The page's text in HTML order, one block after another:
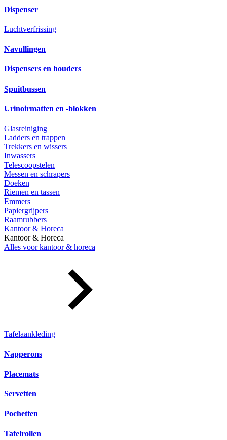
Dispenser
Luchtverfrissing
Navullingen
Dispensers en houders
Spuitbussen
Urinoirmatten en -blokken
Glasreiniging
Ladders en trappen
Trekkers en wissers
Inwassers
Telescoopstelen
Messen en schrapers
Doeken
Riemen en tassen
Emmers
Papiergrijpers
Raamrubbers
Kantoor & Horeca
Kantoor & Horeca
Alles voor kantoor & horeca
Tafelaankleding
Napperons
Placemats
Servetten
Pochetten
Tafelrollen